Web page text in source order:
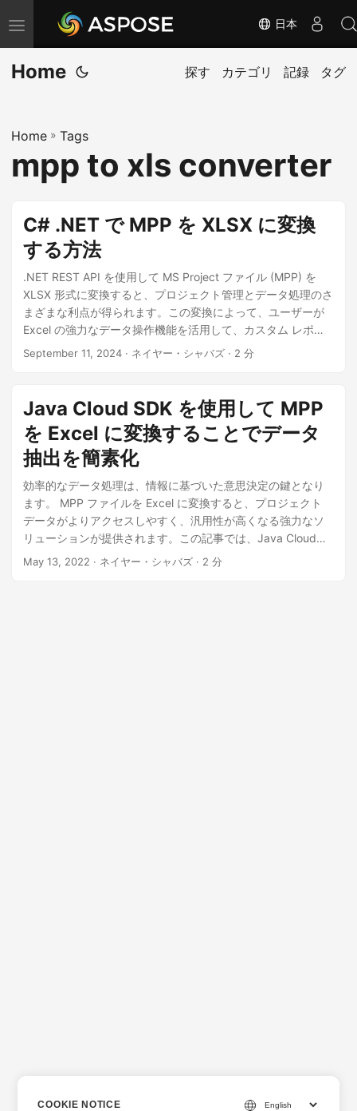
ナ
ビ
ゲ
ョ
ン
り
替
え
日本
Home 探す カテゴリ 記録 タグ
Home » Tags
mpp to xls converter
C# .NET で MPP を XLSX に変換
する方法
.NET REST API を使用して MS Project ファイル (MPP) を
XLSX 形式に変換すると、プロジェクト管理とデータ処理のさ
まざまな利点が得られます。この変換によって、ユーザーが
Excel の強力なデータ操作機能を活用して、カスタム レポー
トやグラフを簡単に作成し、詳細な分析を実行できるように
September 11, 2024 · ネイヤー・シャバズ · 2 分
Java Cloud SDK を使用して MPP
を Excel に変換することでデータ
抽出を簡素化
効率的なデータ処理は、情報に基づいた意思決定の鍵となり
ます。 MPP ファイルを Excel に変換すると、プロジェクト
データがよりアクセスしやすく、汎用性が高くなる強力なソ
リューションが提供されます。この記事では、Java Cloud
SDK を使用した MPP から Excel へのシームレスな変換につ
May 13, 2022 · ネイヤー・シャバズ · 2 分
COOKIE NOTICE